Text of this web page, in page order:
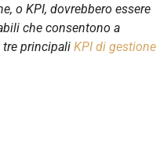
o KPI, dovrebbero essere
che consentono a
tre principali KPI di gestione